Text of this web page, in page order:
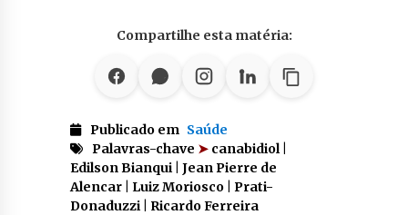
Compartilhe esta matéria:
Publicado em Saúde
Palavras-chave ➤canabidiol |
Edilson Bianqui | Jean Pierre de
Alencar | Luiz Moriosco | Prati-
Donaduzzi | Ricardo Ferreira